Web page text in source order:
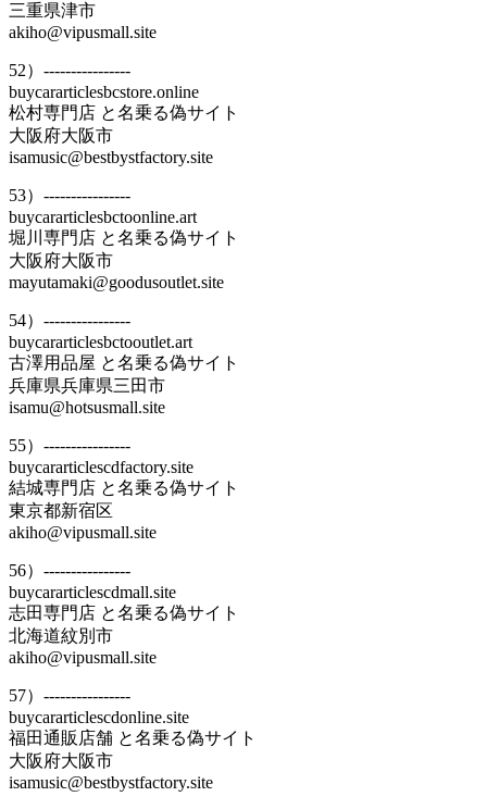
三重県津市
akiho@vipusmall.site
52）----------------
buycararticlesbcstore.online
松村専門店 と名乗る偽サイト
大阪府大阪市
isamusic@bestbystfactory.site
53）----------------
buycararticlesbctoonline.art
堀川専門店 と名乗る偽サイト
大阪府大阪市
mayutamaki@goodusoutlet.site
54）----------------
buycararticlesbctooutlet.art
古澤用品屋 と名乗る偽サイト
兵庫県兵庫県三田市
isamu@hotsusmall.site
55）----------------
buycararticlescdfactory.site
結城専門店 と名乗る偽サイト
東京都新宿区
akiho@vipusmall.site
56）----------------
buycararticlescdmall.site
志田専門店 と名乗る偽サイト
北海道紋別市
akiho@vipusmall.site
57）----------------
buycararticlescdonline.site
福田通販店舗 と名乗る偽サイト
大阪府大阪市
isamusic@bestbystfactory.site